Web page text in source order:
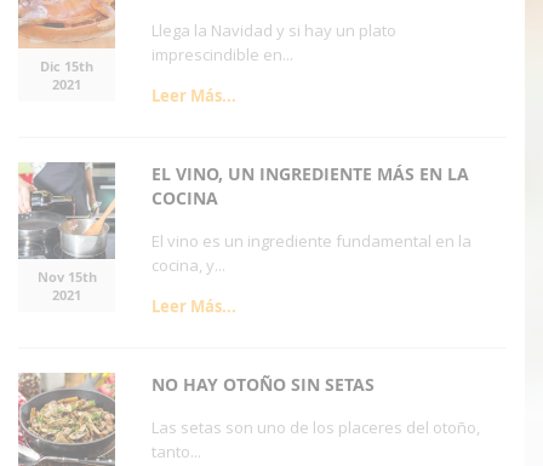
Dic 15th
2021
Llega la Navidad y si hay un plato
imprescindible en...
Leer Más...
Nov 15th
2021
EL VINO, UN INGREDIENTE MÁS EN LA
COCINA
El vino es un ingrediente fundamental en la
cocina, y...
Leer Más...
NO HAY OTOÑO SIN SETAS
Las setas son uno de los placeres del otoño,
tanto...